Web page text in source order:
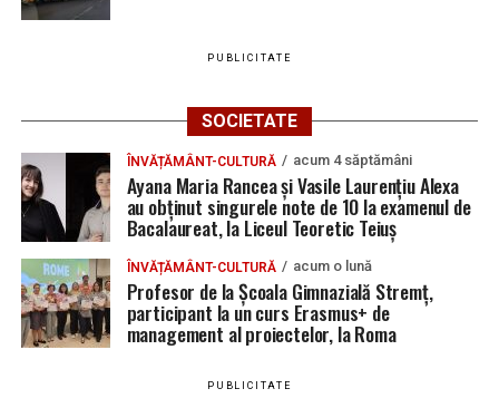
PUBLICITATE
SOCIETATE
ÎNVĂȚĂMÂNT-CULTURĂ acum 4 săptămâni
Ayana Maria Rancea și Vasile Laurențiu Alexa
au obținut singurele note de 10 la examenul de
Bacalaureat, la Liceul Teoretic Teiuș
ÎNVĂȚĂMÂNT-CULTURĂ acum o lună
Profesor de la Școala Gimnazială Stremț,
participant la un curs Erasmus+ de
management al proiectelor, la Roma
PUBLICITATE